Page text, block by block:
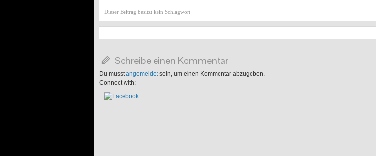
Dieser Beitrag besitzt kein Schlagwort
Schreibe einen Kommentar
Du musstangemeldetsein, um einen Kommentar abzugeben.
Connect with: